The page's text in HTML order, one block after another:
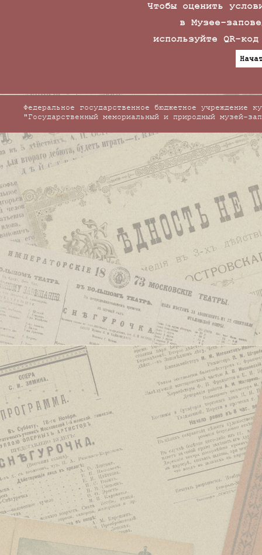
Чтобы оценить
в Музее-
используйте QR-
Федеральное государственное бюджетное учреждение
"Государственный мемориальный и природный музей-